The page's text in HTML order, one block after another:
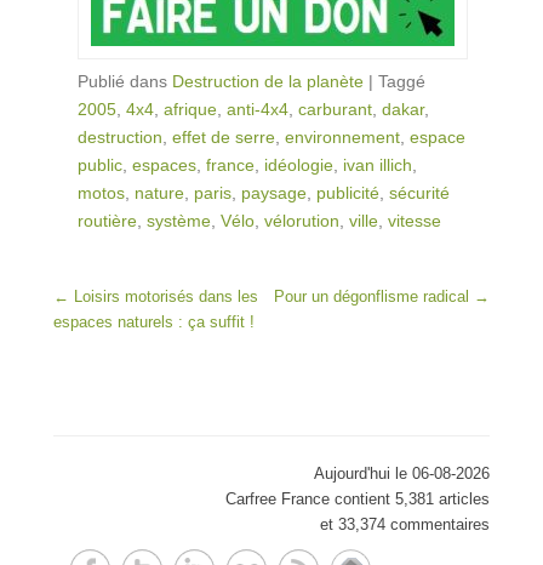
Publié dans Destruction de la planète | Taggé
2005 4x4 afrique anti-4x4 carburant dakar,
destruction effet de serre environnement espace
public espaces france idéologie ivan illich
motos nature paris paysage publicité sécurité
routière système Vélo vélorution ville vitesse
Post navigation
← Loisirs motorisés dans les
espaces naturels : ça suffit !
Pour un dégonflisme radical →
Aujourd'hui le 06-08-2026
Carfree France contient 5,381 articles
et 33,374 commentaires